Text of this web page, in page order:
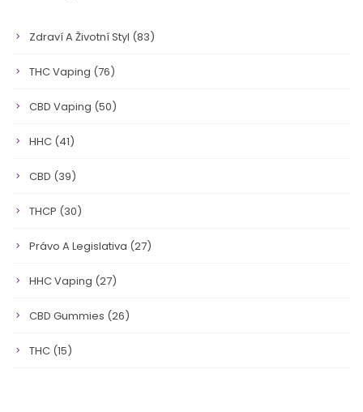
Zdraví A Životní Styl (83)
THC Vaping (76)
CBD Vaping (50)
HHC (41)
CBD (39)
THCP (30)
Právo A Legislativa (27)
HHC Vaping (27)
CBD Gummies (26)
THC (15)